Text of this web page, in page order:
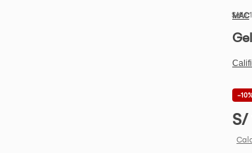
MAC
-
S/